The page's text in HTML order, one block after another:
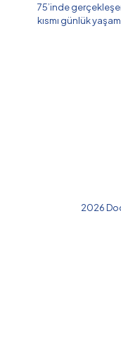
75’inde
kısmı günlük
2026